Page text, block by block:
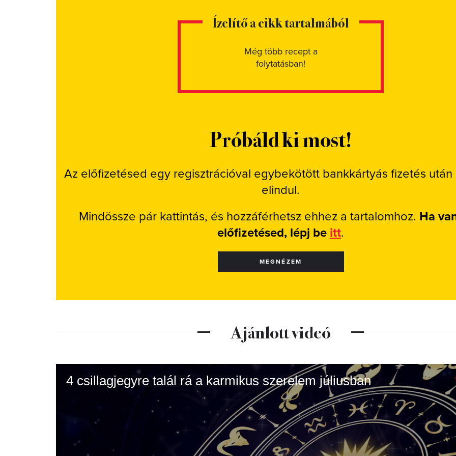
Ízelítő a cikk tartalmából
Még több recept a
folytatásban!
Próbáld ki most!
Az előfizetésed egy regisztrációval egybekötött bankkártyás fizetés után
elindul.
Mindössze pár kattintás, és hozzáférhetsz ehhez a tartalomhoz. Ha
előfizetésed, lépj be itt.
MEGNÉZEM
Ajánlott videó
4 csillagjegyre talál rá a karmikus szerelem júliusban